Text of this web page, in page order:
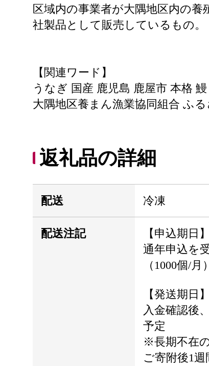
区域内の事業者が大隅地区内の
社製品として販売しているもの。
【関連ワード】
うなぎ 国産 鹿児島 鹿屋市 本格
大隅地区養まん漁業協同組合 ふ
返礼品の詳細
配送 冷凍
配送注記
【申込期日】
通年申込を
（1000個/月）
【発送期日】
入金確認後
予定
※長期不在
ご寄附後1